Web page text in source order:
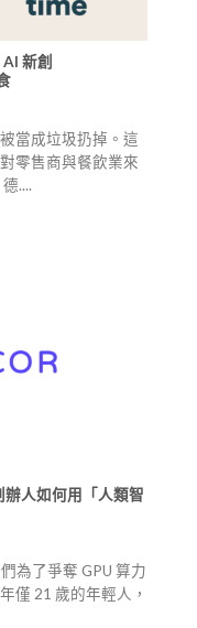
新創
當成垃圾扔掉。這
零售商與餐飲業來
....
人如何用「人類智
為了爭奪 GPU 算力
僅 21 歲的年輕人，